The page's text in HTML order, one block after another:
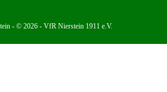
- © 2026 - VfR Nierstein 1911 e.V.